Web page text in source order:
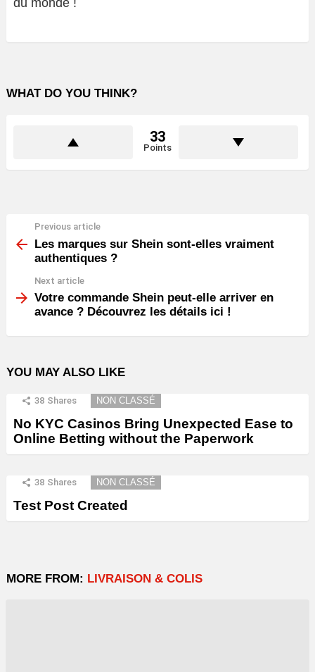
du monde !
WHAT DO YOU THINK?
33
Points
more
Previous article
Les marques sur Shein sont-elles vraiment
authentiques ?
Next article
Votre commande Shein peut-elle arriver en
avance ? Découvrez les détails ici !
YOU MAY ALSO LIKE
38 Shares NON CLASSÉ
No KYC Casinos Bring Unexpected Ease to
Online Betting without the Paperwork
38 Shares NON CLASSÉ
Test Post Created
MORE FROM: LIVRAISON & COLIS